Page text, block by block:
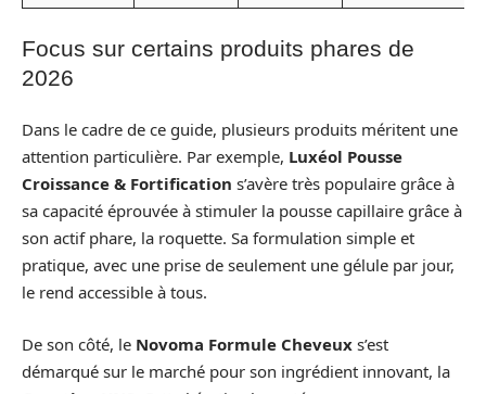
Focus sur certains produits phares de
2026
Dans le cadre de ce guide, plusieurs produits méritent une
attention particulière. Par exemple, Luxéol Pousse
Croissance & Fortification s’avère très populaire grâce à
sa capacité éprouvée à stimuler la pousse capillaire grâce à
son actif phare, la roquette. Sa formulation simple et
pratique, avec une prise de seulement une gélule par jour,
le rend accessible à tous.
De son côté, le Novoma Formule Cheveux s’est
démarqué sur le marché pour son ingrédient innovant, la